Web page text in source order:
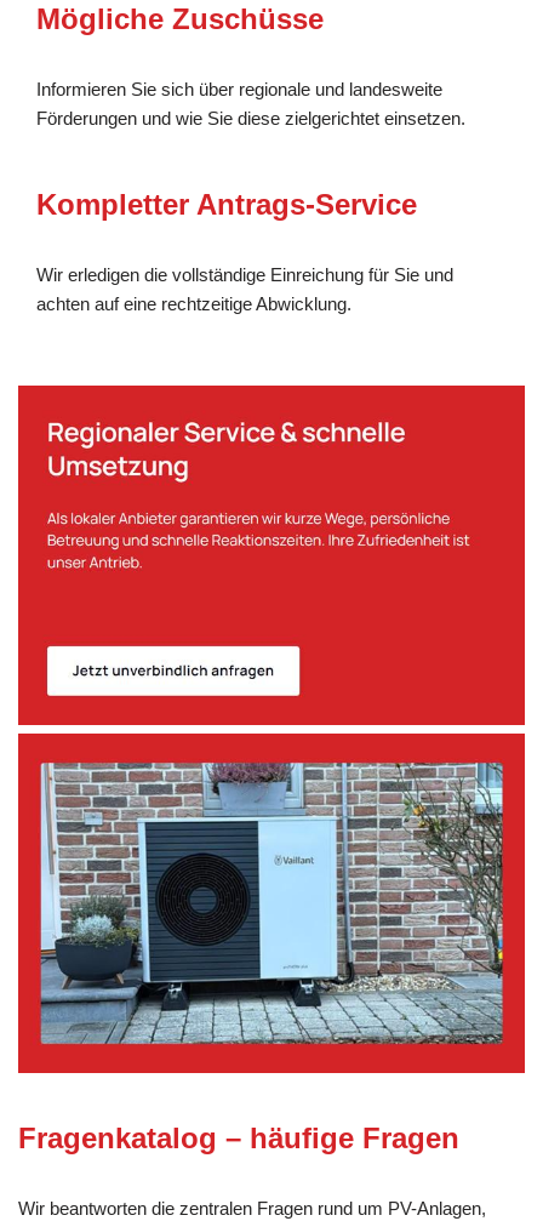
Mögliche Zuschüsse
Informieren Sie sich über regionale und landesweite
Förderungen und wie Sie diese zielgerichtet einsetzen.
Kompletter Antrags-Service
Wir erledigen die vollständige Einreichung für Sie und
achten auf eine rechtzeitige Abwicklung.
Fragenkatalog – häufige Fragen
Wir beantworten die zentralen Fragen rund um PV-Anlagen,